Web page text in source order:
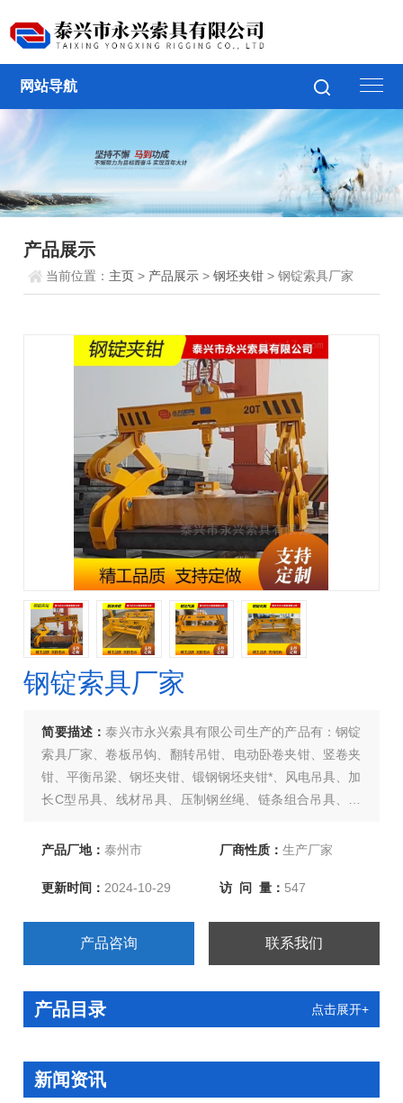
网站导航
产品展示
当前位置： 主页 > 产品展示 >钢坯夹钳 > 钢锭索具厂家
钢锭索具厂家
简要描述：泰兴市永兴索具有限公司生产的产品有：钢锭
索具厂家、卷板吊钩、翻转吊钳、电动卧卷夹钳、竖卷夹
钳、平衡吊梁、钢坯夹钳、锻钢钢坯夹钳*、风电吊具、加
长C型吊具、线材吊具、压制钢丝绳、链条组合吊具、引
十类上百个品种。产品被广泛应用于电力、冶金、石油、
产品厂地：泰州市 厂商性质： 生产厂家
更新时间：2024-10-29 访 问 量： 547
产品咨询 联系我们
产品目录 点击展开+
新闻资讯